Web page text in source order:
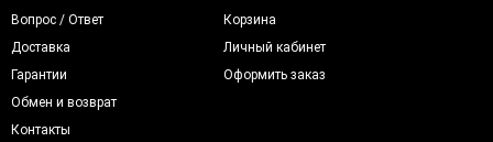
Вопрос / Ответ
Доставка
Гарантии
Обмен и возврат
Контакты
Корзина
Личный кабинет
Оформить заказ